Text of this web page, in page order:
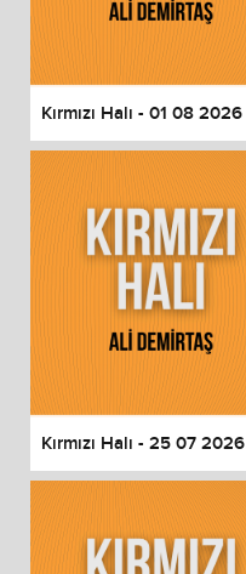
End of dialog window.
Kırmızı Halı - 01 08 2026
Kırmızı Halı - 25 07 2026